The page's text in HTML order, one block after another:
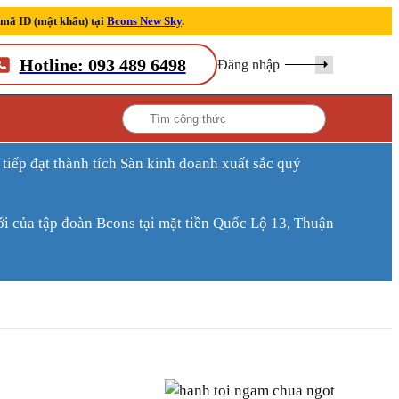
ID (mật khẩu) tại Bcons New Sky.
Hotline: 093 489 6498 Đăng nhập
của tập đoàn Bcons tại mặt tiền Quốc Lộ 13, Thuận